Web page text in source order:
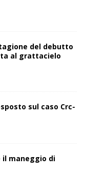
del debutto
al grattacielo
sul caso Crc-
maneggio di